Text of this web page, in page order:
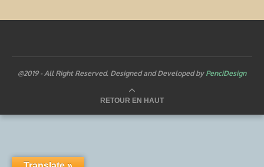
@2019 - All Right Reserved. Designed and Developed by PenciDesign
RETOUR EN HAUT